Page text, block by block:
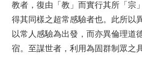
教者 ，復由 「教 」 而實行其所 「宗
得其同樣之超常感驗者也。 此所以
以常人感驗為出發 ， 而亦異倫理道
宿。 至謀世者 ，利用為固群制眾之